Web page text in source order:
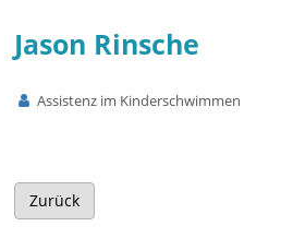
Jason Rinsche
Assistenz im Kinderschwimmen
Zurück